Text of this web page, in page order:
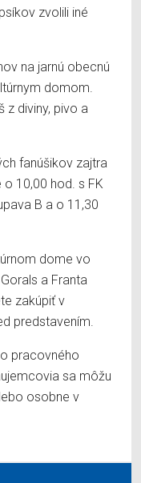
zvolili iné
na jarnú obecnú
domom.
z diviny, pivo a
fanúšikov zajtra
10,00 hod. s FK
B a o 11,30
dome vo
a Franta
zakúpiť v
predstavením.
pracovného
sa môžu
osobne v